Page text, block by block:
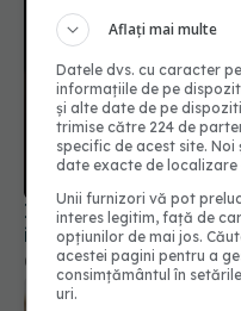
Imunoterapia
ineficientă în
02 iun 2026, 10:36
Aflați mai multe
Datele dvs. cu caracter
informațiile de pe
și alte date de pe
trimise către 224 de
specific de acest site.
date exacte de
Unii furnizori vă pot
interes legitim, față de
opțiunilor de mai jos.
acestei pagini pentru a
consimțământul în
uri.